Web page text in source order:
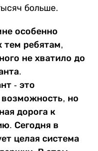
больше.
особенно
тем ребятам,
не хватило до
- это
но
дорога к
Сегодня в
целая система